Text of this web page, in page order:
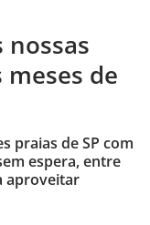
nossas
de
praias de SP com
espera, entre
aproveitar